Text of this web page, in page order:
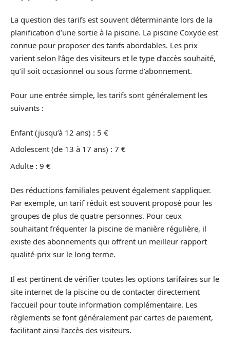
La question des tarifs est souvent déterminante lors de la
planification d’une sortie à la piscine. La piscine Coxyde est
connue pour proposer des tarifs abordables. Les prix
varient selon l’âge des visiteurs et le type d’accès souhaité,
qu’il soit occasionnel ou sous forme d’abonnement.
Pour une entrée simple, les tarifs sont généralement les
suivants :
Enfant (jusqu’à 12 ans) : 5 €
Adolescent (de 13 à 17 ans) : 7 €
Adulte : 9 €
Des réductions familiales peuvent également s’appliquer.
Par exemple, un tarif réduit est souvent proposé pour les
groupes de plus de quatre personnes. Pour ceux
souhaitant fréquenter la piscine de manière régulière, il
existe des abonnements qui offrent un meilleur rapport
qualité-prix sur le long terme.
Il est pertinent de vérifier toutes les options tarifaires sur le
site internet de la piscine ou de contacter directement
l’accueil pour toute information complémentaire. Les
règlements se font généralement par cartes de paiement,
facilitant ainsi l’accès des visiteurs.